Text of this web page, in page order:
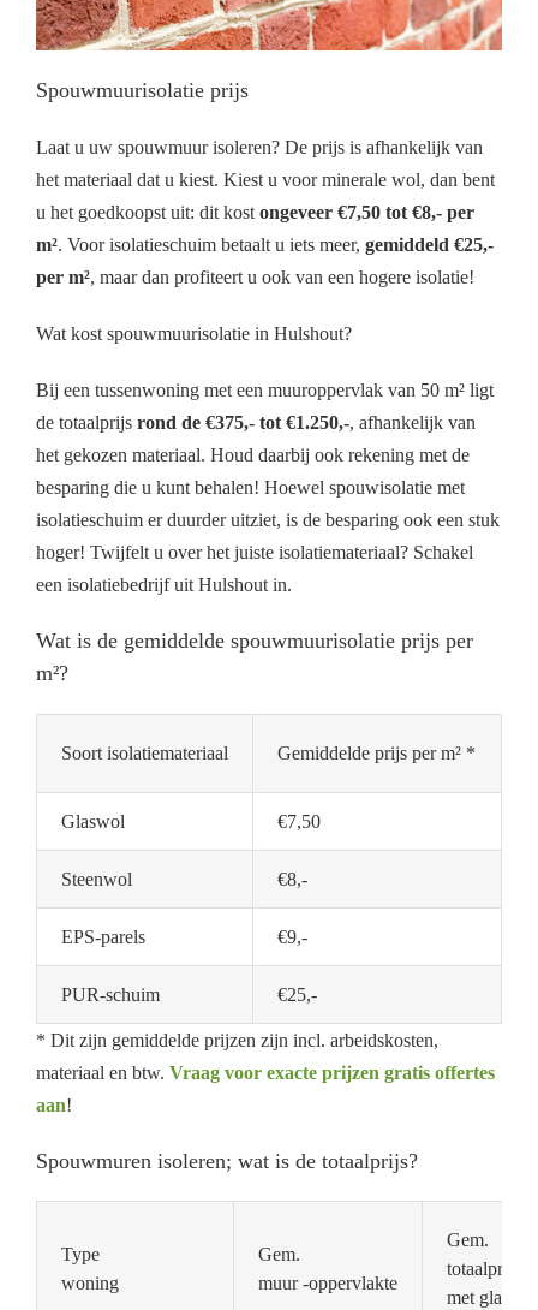
Spouwmuurisolatie prijs
Laat u uw spouwmuur isoleren? De prijs is afhankelijk van
het materiaal dat u kiest. Kiest u voor minerale wol, dan bent
u het goedkoopst uit: dit kost ongeveer €7,50 tot €8,- per
m². Voor isolatieschuim betaalt u iets meer, gemiddeld €25,-
per m², maar dan profiteert u ook van een hogere isolatie!
Wat kost spouwmuurisolatie in Hulshout?
Bij een tussenwoning met een muuroppervlak van 50 m² ligt
de totaalprijs rond de €375,- tot €1.250,-, afhankelijk van
het gekozen materiaal. Houd daarbij ook rekening met de
besparing die u kunt behalen! Hoewel spouwisolatie met
isolatieschuim er duurder uitziet, is de besparing ook een stuk
hoger! Twijfelt u over het juiste isolatiemateriaal? Schakel
een isolatiebedrijf uit Hulshout in.
Wat is de gemiddelde spouwmuurisolatie prijs per
m²?
Soort isolatiemateriaal Gemiddelde prijs per m² *
Glaswol €7,50
Steenwol €8,-
EPS-parels €9,-
PUR-schuim €25,-
* Dit zijn gemiddelde prijzen zijn incl. arbeidskosten,
materiaal en btw. Vraag voor exacte prijzen gratis offertes
aan!
Spouwmuren isoleren; wat is de totaalprijs?
Type
woning
Gem.
muur -oppervlakte
Gem.
totaalprijs
met